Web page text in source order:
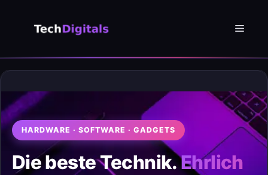
Menü
HARDWARE · SOFTWARE · GADGETS
Die beste Technik.Ehrlich